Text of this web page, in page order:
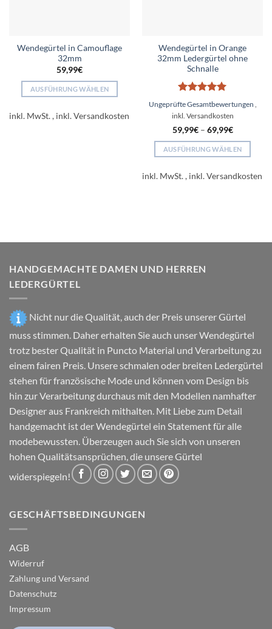
Wendegürtel in Camouflage
32mm
59,99€
AUSFÜHRUNG WÄHLEN
Produkt
Produktseite
werden
inkl. MwSt.
Wendegürtel in Orange
32mm Ledergürtel ohne
Schnalle
Bewertet
5
Ungeprüfte Gesamtbewertungen
59,99€– 69,99€
AUSFÜHRUNG WÄHLEN
Produkt
können
gewählt
inkl. MwSt.
HANDGEMACHTE DAMEN UND HERREN
LEDERGÜRTEL
Nicht nur die Qualität, auch der Preis unserer Gürtel
muss stimmen. Daher erhalten Sie auch unser Wendegürtel
trotz bester Qualität in Puncto Material und Verarbeitung zu
einem fairen Preis. Unsere schmalen oder breiten Ledergürtel
stehen für französische Mode und können vom Design bis
hin zur Verarbeitung durchaus mit den Modellen namhafter
Designer aus Frankreich mithalten. Mit Liebe zum Detail
handgemacht ist der Wendegürtel ein Statement für alle
modebewussten. Überzeugen auch Sie sich von unseren
hohen Qualitätsansprüchen, die unsere Gürtel
widerspiegeln!
GESCHÄFTSBEDINGUNGEN
AGB
Widerruf
Zahlung und Versand
Datenschutz
Impressum